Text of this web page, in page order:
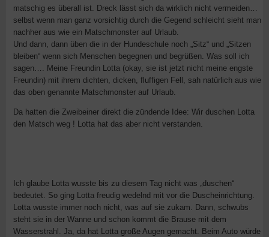
matschig es überall ist. Dreck lässt sich da wirklich nicht vermeiden…
selbst wenn man ganz vorsichtig durch die Gegend schleicht sieht man
nachher aus wie ein Matschmonster auf Urlaub.
Und dann, dann üben die in der Hundeschule noch „Sitz“ und „Sitzen
bleiben“ wenn sich Menschen begegnen und begrüßen. Was soll ich
sagen…. Meine Freundin Lotta (okay, sie ist jetzt nicht meine engste
Freundin) mit ihrem dichten, dicken, fluffigen Fell, sah natürlich aus wie
das oben genannte Matschmonster auf Urlaub.
Da hatten die Zweibeiner direkt die zündende Idee: Wir duschen Lotta
den Matsch weg ! Lotta hat das aber nicht verstanden.
Ich glaube Lotta wusste bis zu diesem Tag nicht was „duschen“
bedeutet. So ging Lotta freudig wedelnd mit vor die Duscheinrichtung.
Lotta wusste immer noch nicht, was auf sie zukam. Dann, schwubs
steht sie in der Wanne und schon kommt die Brause mit dem
Wasserstrahl. Ja, da hat Lotta große Augen gemacht. Beim Auto würde